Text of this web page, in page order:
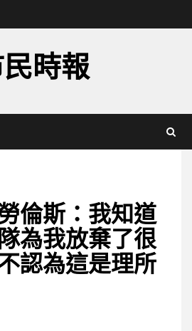
時報
倫斯：我知道
為我放棄了很
認為這是理所